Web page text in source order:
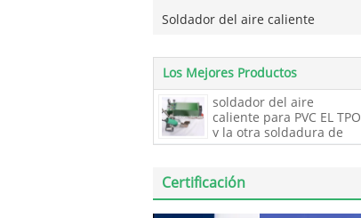
Soldador del aire caliente
Los Mejores Productos
soldador del aire
caliente para PVC EL TPO
y la otra soldadura de
impermeabilización
techumbre de la
Certificación